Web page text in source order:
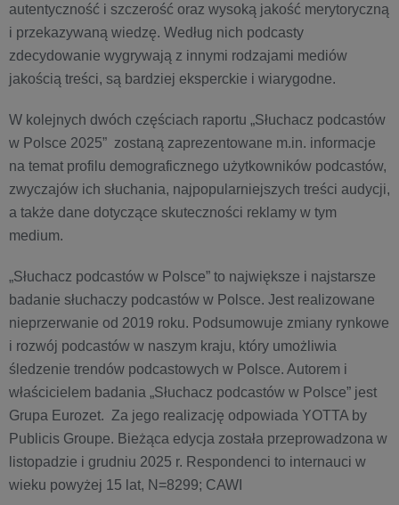
autentyczność i szczerość oraz wysoką jakość merytoryczną
i przekazywaną wiedzę. Według nich podcasty
zdecydowanie wygrywają z innymi rodzajami mediów
jakością treści, są bardziej eksperckie i wiarygodne.
W kolejnych dwóch częściach raportu „Słuchacz podcastów
w Polsce 2025” zostaną zaprezentowane m.in. informacje
na temat profilu demograficznego użytkowników podcastów,
zwyczajów ich słuchania, najpopularniejszych treści audycji,
a także dane dotyczące skuteczności reklamy w tym
medium.
„Słuchacz podcastów w Polsce” to największe i najstarsze
badanie słuchaczy podcastów w Polsce. Jest realizowane
nieprzerwanie od 2019 roku. Podsumowuje zmiany rynkowe
i rozwój podcastów w naszym kraju, który umożliwia
śledzenie trendów podcastowych w Polsce. Autorem i
właścicielem badania „Słuchacz podcastów w Polsce” jest
Grupa Eurozet. Za jego realizację odpowiada YOTTA by
Publicis Groupe. Bieżąca edycja została przeprowadzona w
listopadzie i grudniu 2025 r. Respondenci to internauci w
wieku powyżej 15 lat, N=8299; CAWI